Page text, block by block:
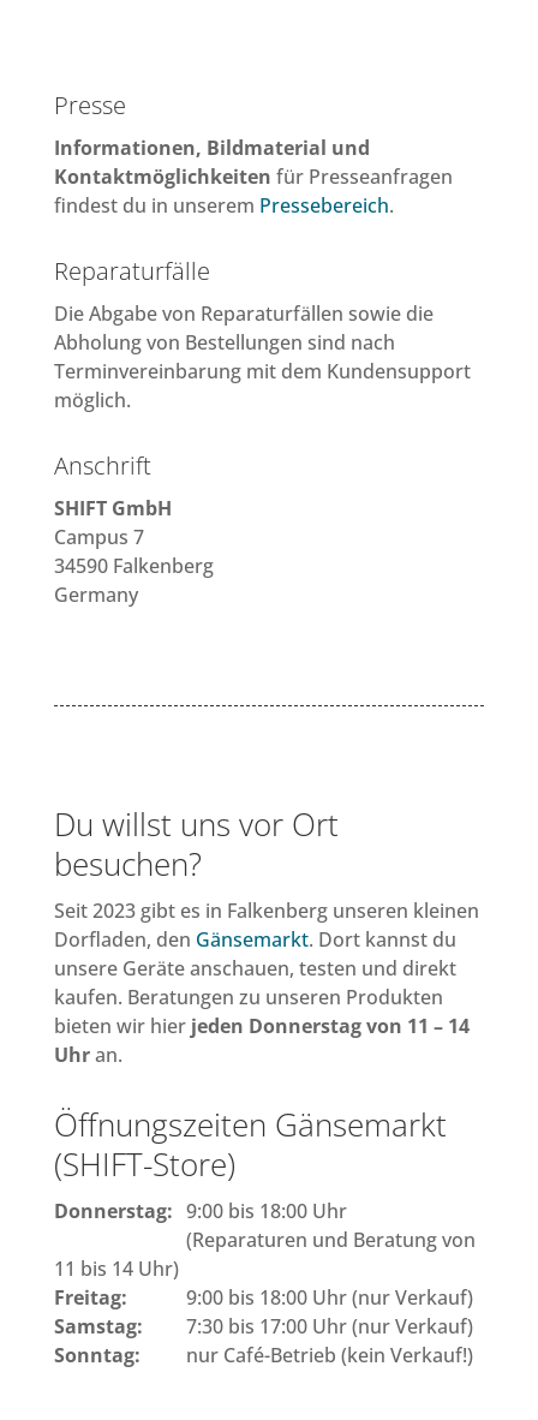
Presse
Informationen, Bildmaterial und
Kontaktmöglichkeiten für Presseanfragen
findest du in unserem Pressebereich.
Reparaturfälle
Die Abgabe von Reparaturfällen sowie die
Abholung von Bestellungen sind nach
Terminvereinbarung mit dem Kundensupport
möglich.
Anschrift
SHIFT GmbH
Campus 7
34590 Falkenberg
Germany
Du willst uns vor Ort
besuchen?
Seit 2023 gibt es in Falkenberg unseren kleinen
Dorfladen, den Gänsemarkt. Dort kannst du
unsere Geräte anschauen, testen und direkt
kaufen. Beratungen zu unseren Produkten
bieten wir hier jeden Donnerstag von 11 – 14
Uhran.
Öffnungszeiten Gänsemarkt
(SHIFT-Store)
Donnerstag: 9:00 bis 18:00 Uhr
(Reparaturen und Beratung von
11 bis 14 Uhr)
Freitag:
9:00 bis 18:00 Uhr (nur Verkauf)
Samstag:
7:30 bis 17:00 Uhr (nur Verkauf)
Sonntag:
nur Café-Betrieb (kein Verkauf!)